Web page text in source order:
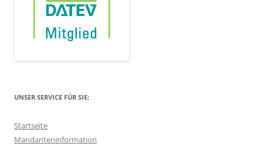
UNSER SERVICE FÜR SIE:
Startseite
Mandanteninformation